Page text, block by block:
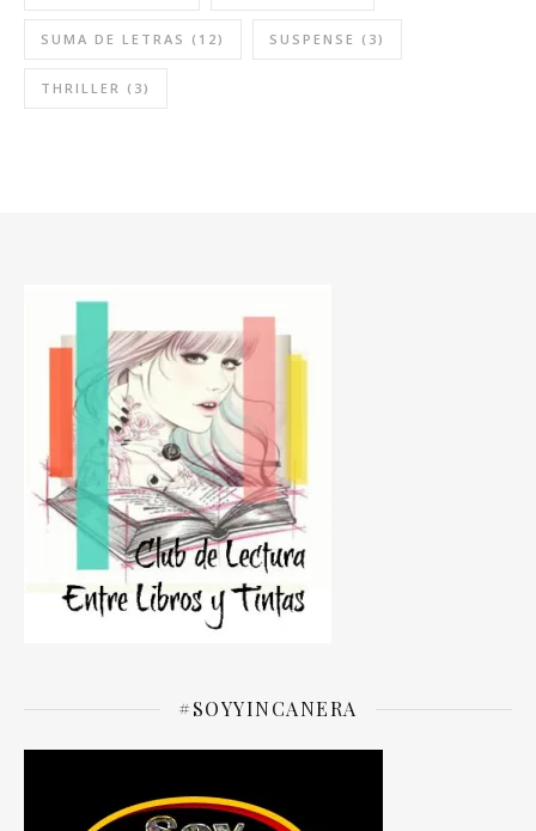
SUMA DE LETRAS (12) SUSPENSE (3)
THRILLER (3)
#SOYYINCANERA